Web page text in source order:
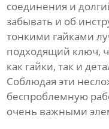
соединения и
забывать и об
тонкими гайками
подходящий ключ,
как гайки, так и
Соблюдая эти
беспроблемную
очень важными